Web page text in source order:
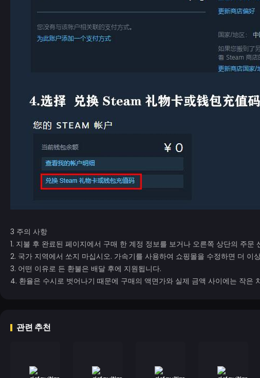
3 주의 사항
1. 지불 후 완료된 페이지에서 구매 한 계정 정보를 보거나 오른쪽 상단의 주문
2. 국가 지역에서 쏘지 마십시오. 가속기를 사용하여 쇼핑몰을 수정하면 더 이
3. 어떤 이유로 든 환불은 배달 후에 지원됩니다.
4. 환율은 수시로 벗어나기 때문에 구매의 액면가와 실제 금액 사이에는 작은
관련 추천